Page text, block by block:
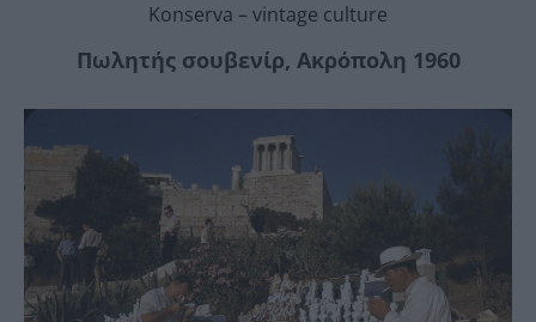
Konserva – vintage culture
Πωλητής σουβενίρ, Ακρόπολη 1960